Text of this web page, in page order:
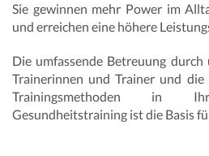
Sie gewinnen mehr Power im
und erreichen eine höhere
Die umfassende Betreuung
Trainerinnen und Trainer und
Trainingsmethoden in
Gesundheitstraining ist die Basis